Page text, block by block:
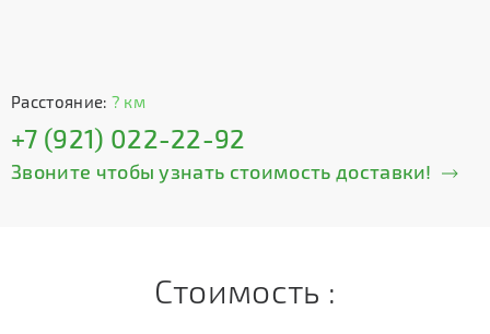
Расстояние: ? км
+7 (921) 022-22-92
Звоните чтобы узнать стоимость доставки!
Стоимость :